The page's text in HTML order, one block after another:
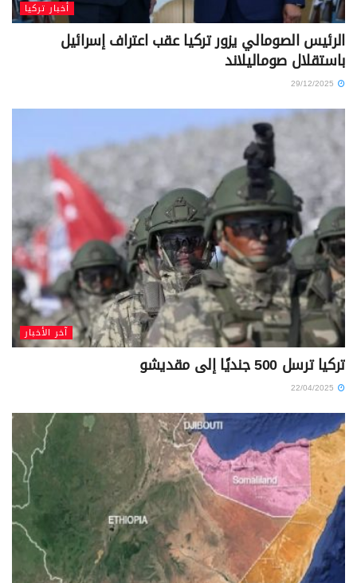
أخبار تركيا
الرئيس الصومالي يزور تركيا عقب اعتراف إسرائيل
باستقلال صوماليلاند
آخر الأخبار
تركيا ترسل 500 جنديًا إلى مقديشو